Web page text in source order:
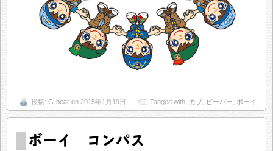
投稿: G-bear on 2015年1月19日 Tagged with: カブ ビーバー ボーイ
ボーイ コンパス